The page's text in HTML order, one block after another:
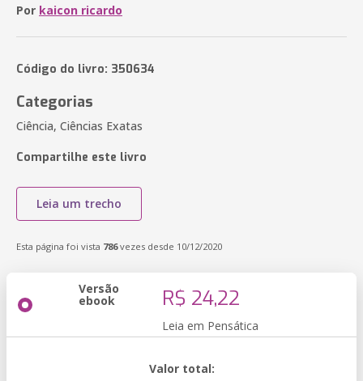
Por kaicon ricardo
Código do livro: 350634
Categorias
Ciência, Ciências Exatas
Compartilhe este livro
Leia um trecho
Esta página foi vista 786vezes desde 10/12/2020
Versão
ebook R$ 24,22
Leia em Pensática
Valor total: